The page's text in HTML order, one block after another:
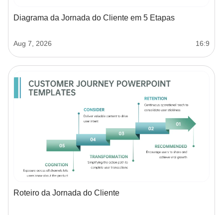
Diagrama da Jornada do Cliente em 5 Etapas
Aug 7, 2026 16:9
Roteiro da Jornada do Cliente